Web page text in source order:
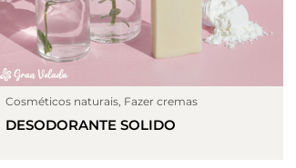
Cosméticos naturais Fazer cremas
DESODORANTE SOLIDO